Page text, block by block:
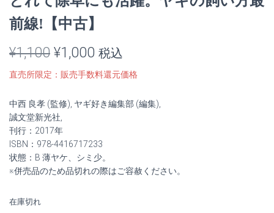
前線!【中古】
¥1,100 元
の
価
格
は
¥1,100
¥1,000 現
在
の
格
は
税込
直売所限定：販売手数料還元価格
中西 良孝 (監修), ヤギ好き編集部 (編集),
誠文堂新光社,
刊行：2017年
ISBN：978-4416717233
状態：B 薄ヤケ、シミ少。
※併売品のため品切れの際はご容赦ください。
在庫切れ